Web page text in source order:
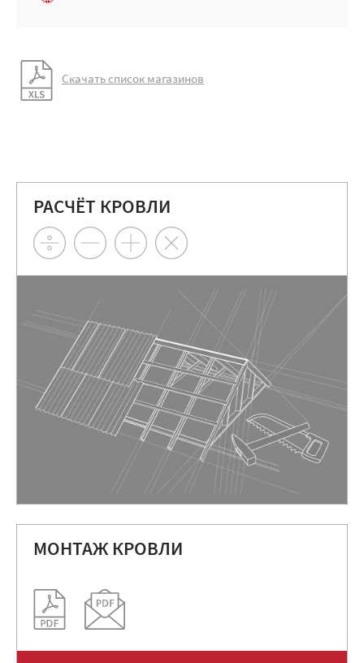
Скачать список магазинов
РАСЧЁТ КРОВЛИ
МОНТАЖ КРОВЛИ